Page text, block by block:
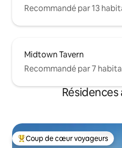
Recommandé par 13
Midtown Tavern
Recommandé par 7
Coups de cœur voyageurs les
Coup de cœur voyageurs